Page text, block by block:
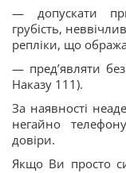
— допускати
грубість,
репліки, що
— пред’являти
Наказу 111).
За наявності
негайно
довіри.
Якщо Ви просто